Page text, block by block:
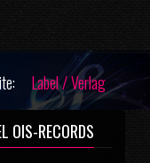
Label / Verlag
OIS-RECORDS